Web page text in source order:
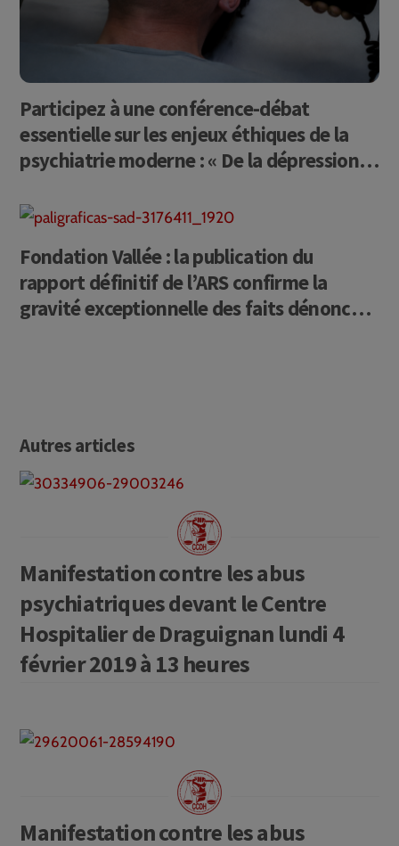
Participez à une conférence-débat
essentielle sur les enjeux éthiques de la
psychiatrie moderne : « De la dépression
éthiques ? ».
Fondation Vallée : la publication du
rapport définitif de l’ARS confirme la
gravité exceptionnelle des faits dénoncés
Autres articles
Manifestation contre les abus
psychiatriques devant le Centre
Hospitalier de Draguignan lundi 4
février 2019 à 13 heures
Manifestation contre les abus